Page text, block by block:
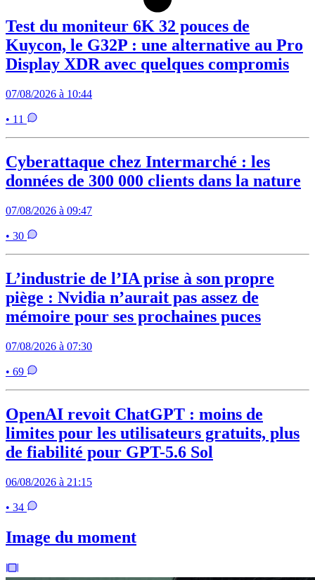
Test du moniteur 6K 32 pouces de
Kuycon, le G32P : une alternative au Pro
Display XDR avec quelques compromis
07/08/2026 à 10:44
• 11
Cyberattaque chez Intermarché : les
données de 300 000 clients dans la nature
07/08/2026 à 09:47
• 30
L’industrie de l’IA prise à son propre
piège : Nvidia n’aurait pas assez de
mémoire pour ses prochaines puces
07/08/2026 à 07:30
• 69
OpenAI revoit ChatGPT : moins de
limites pour les utilisateurs gratuits, plus
de fiabilité pour GPT-5.6 Sol
06/08/2026 à 21:15
• 34
Image du moment